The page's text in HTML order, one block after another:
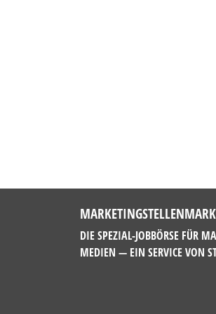
DIE SPEZIAL-JOBBÖRSE FÜR
MEDIEN — EIN SERVICE VON